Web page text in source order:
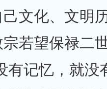
文化、文明
若望保禄二
有记忆，就没